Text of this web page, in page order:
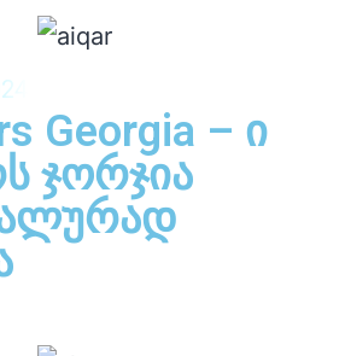
Georgia – ი
ჯორჯია